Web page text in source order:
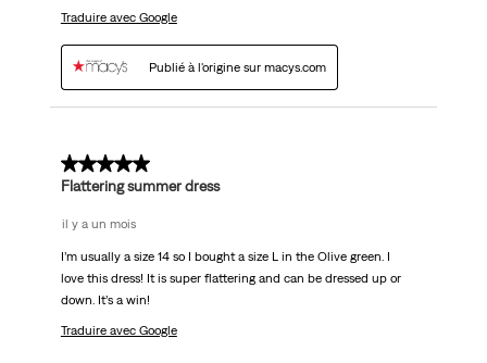
Traduire avec Google
Publié à l'origine sur macys.com
5 sur 5 étoiles.
Flattering summer dress
il y a un mois
I’m usually a size 14 so I bought a size L in the Olive green. I
love this dress! It is super flattering and can be dressed up or
down. It’s a win!
Traduire avec Google